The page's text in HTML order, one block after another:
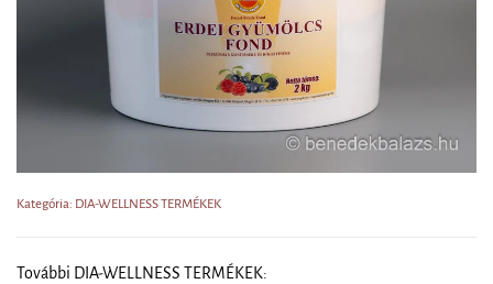
Kategória: DIA-WELLNESS TERMÉKEK
További DIA-WELLNESS TERMÉKEK: